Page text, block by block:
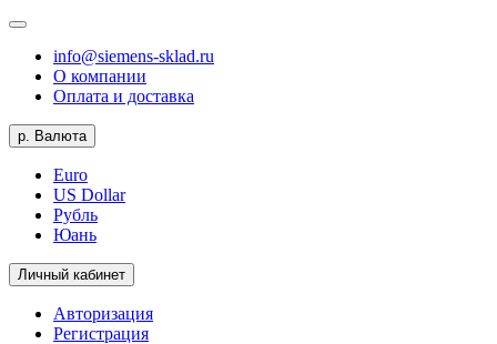
info@siemens-sklad.ru
О компании
Оплата и доставка
р. Валюта
Euro
US Dollar
Рубль
Юань
Личный кабинет
Авторизация
Регистрация